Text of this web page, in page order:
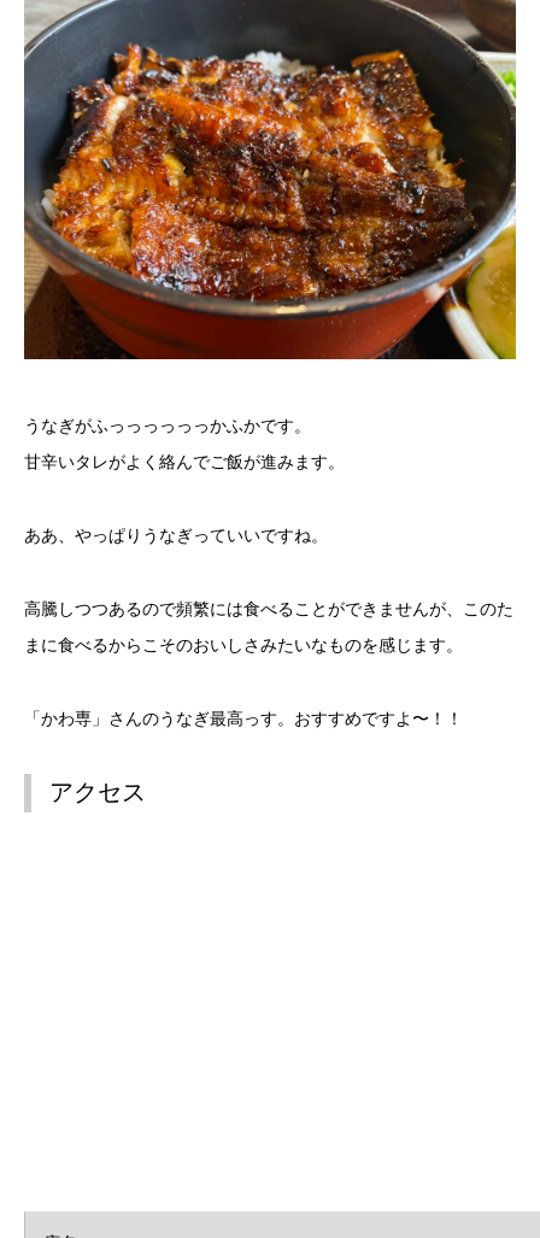
うなぎがふっっっっっっかふかです。
甘辛いタレがよく絡んでご飯が進みます。
ああ、やっぱりうなぎっていいですね。
高騰しつつあるので頻繁には食べることができませんが、このた
まに食べるからこそのおいしさみたいなものを感じます。
「かわ専」さんのうなぎ最高っす。おすすめですよ〜！！
アクセス